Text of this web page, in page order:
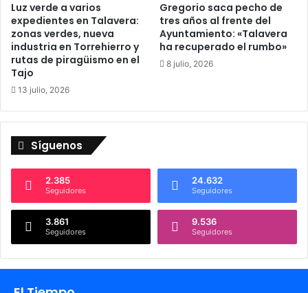
a
n
a
S
a
n
t
(
a
e
i
a
e
x
c
u
s
i
ó
n
d
a
d
Luz verde a varios
expedientes en Talavera:
zonas verdes, nueva
industria en Torrehierro y
rutas de piragüismo en el
Tajo
13 julio, 2026
Gregorio saca pecho de
tres años al frente del
Ayuntamiento: «Talavera
ha recuperado el rumbo»
8 julio, 2026
Síguenos
2.385
Seguidores
24.632
Seguidores
3.861
Seguidores
9.536
Seguidores